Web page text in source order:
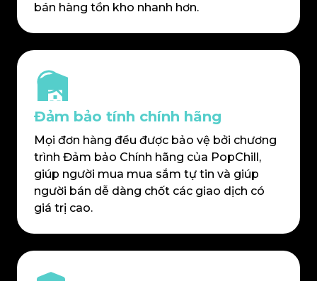
bán hàng tồn kho nhanh hơn.
Đảm bảo tính chính hãng
Mọi đơn hàng đều được bảo vệ bởi chương
trình Đảm bảo Chính hãng của PopChill,
giúp người mua mua sắm tự tin và giúp
người bán dễ dàng chốt các giao dịch có
giá trị cao.